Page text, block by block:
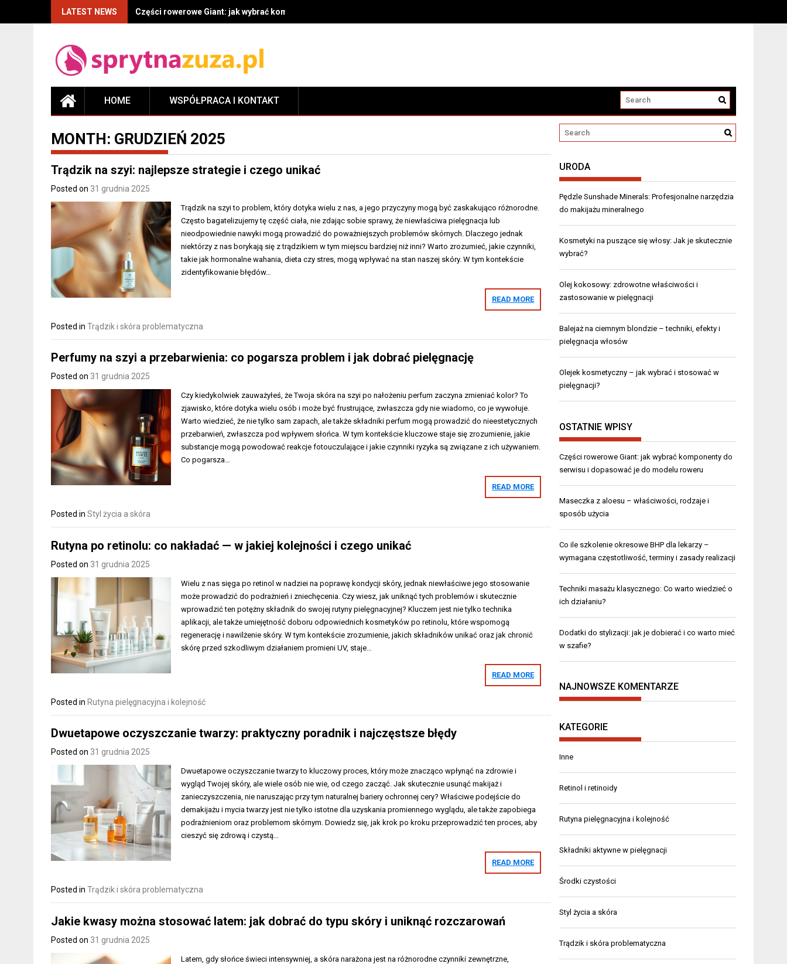
LATEST NEWS Części rowerowe Giant: jak wybrać komponenty do serwisu i dopasować je do modelu roweru
HOME WSPÓŁPRACA I KONTAKT
MONTH: GRUDZIEŃ 2025
Trądzik na szyi: najlepsze strategie i czego unikać
Posted on 31 grudnia 2025
Trądzik na szyi to problem, który dotyka wielu z nas, a jego przyczyny mogą być zaskakująco różnorodne.
Często bagatelizujemy tę część ciała, nie zdając sobie sprawy, że niewłaściwa pielęgnacja lub
nieodpowiednie nawyki mogą prowadzić do poważniejszych problemów skórnych. Dlaczego jednak
niektórzy z nas borykają się z trądzikiem w tym miejscu bardziej niż inni? Warto zrozumieć, jakie czynniki,
takie jak hormonalne wahania, dieta czy stres, mogą wpływać na stan naszej skóry. W tym kontekście
zidentyfikowanie błędów…
READ MORE
Posted in Trądzik i skóra problematyczna
Perfumy na szyi a przebarwienia: co pogarsza problem i jak dobrać pielęgnację
Posted on 31 grudnia 2025
Czy kiedykolwiek zauważyłeś, że Twoja skóra na szyi po nałożeniu perfum zaczyna zmieniać kolor? To
zjawisko, które dotyka wielu osób i może być frustrujące, zwłaszcza gdy nie wiadomo, co je wywołuje.
Warto wiedzieć, że nie tylko sam zapach, ale także składniki perfum mogą prowadzić do nieestetycznych
przebarwień, zwłaszcza pod wpływem słońca. W tym kontekście kluczowe staje się zrozumienie, jakie
substancje mogą powodować reakcje fotouczulające i jakie czynniki ryzyka są związane z ich używaniem.
Co pogarsza…
READ MORE
Posted in Styl życia a skóra
Rutyna po retinolu: co nakładać — w jakiej kolejności i czego unikać
Posted on 31 grudnia 2025
Wielu z nas sięga po retinol w nadziei na poprawę kondycji skóry, jednak niewłaściwe jego stosowanie
może prowadzić do podrażnień i zniechęcenia. Czy wiesz, jak uniknąć tych problemów i skutecznie
wprowadzić ten potężny składnik do swojej rutyny pielęgnacyjnej? Kluczem jest nie tylko technika
aplikacji, ale także umiejętność doboru odpowiednich kosmetyków po retinolu, które wspomogą
regenerację i nawilżenie skóry. W tym kontekście zrozumienie, jakich składników unikać oraz jak chronić
skórę przed szkodliwym działaniem promieni UV, staje…
READ MORE
Posted in Rutyna pielęgnacyjna i kolejność
Dwuetapowe oczyszczanie twarzy: praktyczny poradnik i najczęstsze błędy
Posted on 31 grudnia 2025
Dwuetapowe oczyszczanie twarzy to kluczowy proces, który może znacząco wpłynąć na zdrowie i
wygląd Twojej skóry, ale wiele osób nie wie, od czego zacząć. Jak skutecznie usunąć makijaż i
zanieczyszczenia, nie naruszając przy tym naturalnej bariery ochronnej cery? Właściwe podejście do
demakijażu i mycia twarzy jest nie tylko istotne dla uzyskania promiennego wyglądu, ale także zapobiega
podrażnieniom oraz problemom skórnym. Dowiedz się, jak krok po kroku przeprowadzić ten proces, aby
cieszyć się zdrową i czystą…
READ MORE
Posted in Trądzik i skóra problematyczna
Jakie kwasy można stosować latem: jak dobrać do typu skóry i uniknąć rozczarowań
Posted on 31 grudnia 2025
Latem, gdy słońce świeci intensywniej, a skóra narażona jest na różnorodne czynniki zewnętrzne,
URODA
Pędzle Sunshade Minerals: Profesjonalne narzędzia
do makijażu mineralnego
Kosmetyki na puszące się włosy: Jak je skutecznie
wybrać?
Olej kokosowy: zdrowotne właściwości i
zastosowanie w pielęgnacji
Balejaż na ciemnym blondzie – techniki, efekty i
pielęgnacja włosów
Olejek kosmetyczny – jak wybrać i stosować w
pielęgnacji?
OSTATNIE WPISY
Części rowerowe Giant: jak wybrać komponenty do
serwisu i dopasować je do modelu roweru
Maseczka z aloesu – właściwości, rodzaje i
sposób użycia
Co ile szkolenie okresowe BHP dla lekarzy –
wymagana częstotliwość, terminy i zasady realizacji
Techniki masażu klasycznego: Co warto wiedzieć o
ich działaniu?
Dodatki do stylizacji: jak je dobierać i co warto mieć
w szafie?
NAJNOWSZE KOMENTARZE
KATEGORIE
Inne
Retinol i retinoidy
Rutyna pielęgnacyjna i kolejność
Składniki aktywne w pielęgnacji
Środki czystości
Styl życia a skóra
Trądzik i skóra problematyczna